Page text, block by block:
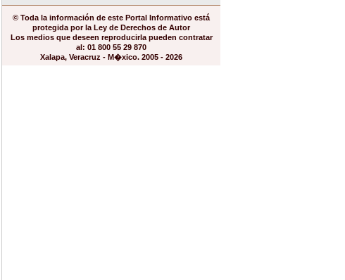
© Toda la información de este Portal Informativo está
protegida por la Ley de Derechos de Autor
Los medios que deseen reproducirla pueden contratar
al: 01 800 55 29 870
Xalapa, Veracruz - M�xico. 2005 - 2026